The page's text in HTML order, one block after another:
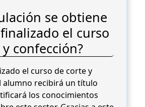
se obtiene
el curso
confección?
el curso de corte y
alumno recibirá un título
los conocimientos